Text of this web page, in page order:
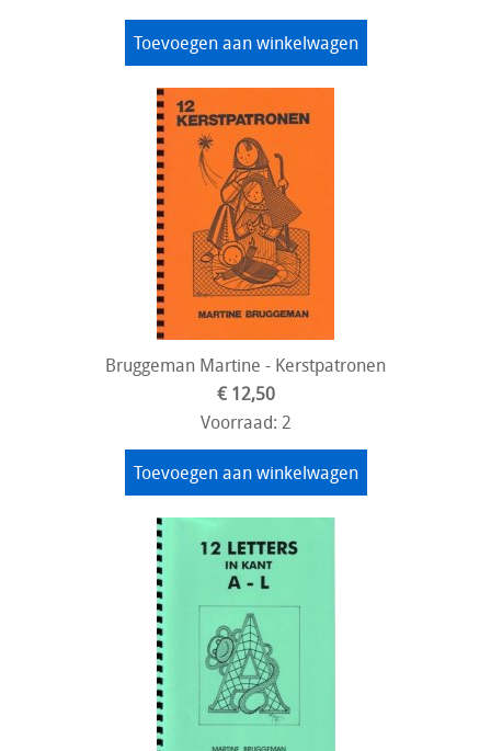
Toevoegen aan winkelwagen
Bruggeman Martine - Kerstpatronen
€ 12,50
Voorraad: 2
Toevoegen aan winkelwagen